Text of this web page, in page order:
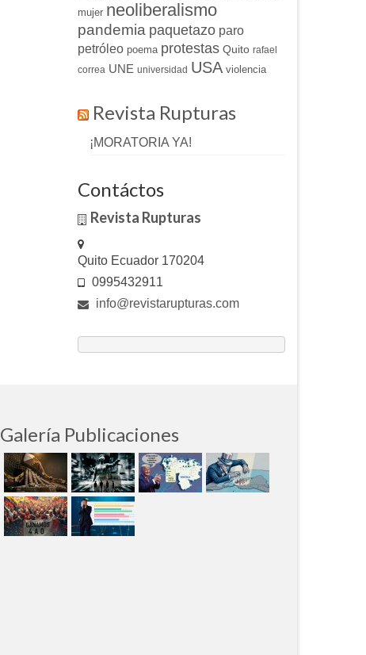
mujer neoliberalismo
pandemia paquetazo paro
petróleo poema protestas Quito rafael
correa UNE universidad USA violencia
Revista Rupturas
¡MORATORIA YA!
Contáctos
Revista Rupturas
Quito Ecuador 170204
0995432911
info@revistarupturas.com
Galería Publicaciones